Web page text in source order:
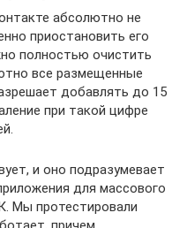
абсолютно не
приостановить его
полностью очистить
все размещенные
добавлять до 15
при такой цифре
и оно подразумевает
для массового
Мы протестировали